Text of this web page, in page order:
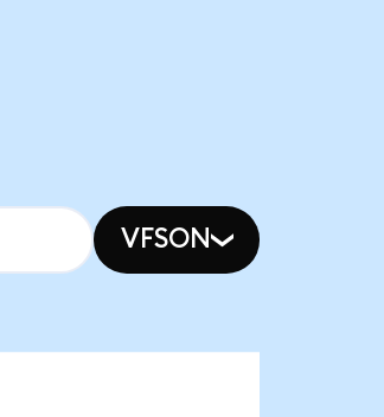
VFSON